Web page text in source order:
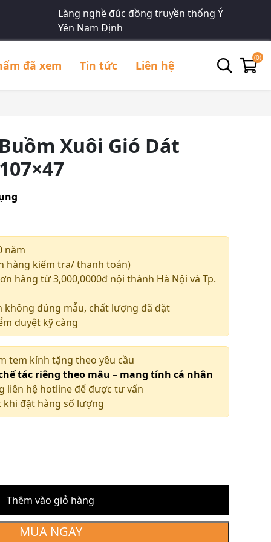
Làng nghề đúc đồng truyền thống Ý
Yên Nam Định
đã xem Tin tức Liên hệ
(0)
Xuôi Gió Dát
năm
hàng kiếm tra/ thanh toán)
hàng từ 3,000,0000đ nội thành Hà Nội và Tp.
không đúng mẫu, chất lượng đã đặt
duyệt kỹ càng
tem kính tặng theo yêu cầu
tác riêng theo mẫu – mang tính cá nhân
liên hệ hotline để được tư vấn
khi đặt hàng số lượng
Thêm vào giỏ hàng
MUA NGAY